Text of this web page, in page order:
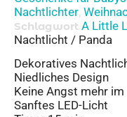
Nachtlichter,
Schlagwort A Little
Nachtlicht / Panda
Dekoratives
Niedliches Design
Keine Angst mehr im
Sanftes LED-Licht